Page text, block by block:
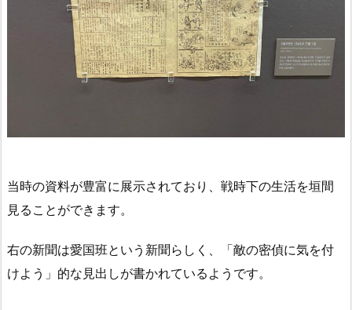
当時の資料が豊富に展示されており、戦時下の生活を垣間
見ることができます。
右の新聞は愛国班という新聞らしく、「敵の密偵に気を付
けよう」的な見出しが書かれているようです。